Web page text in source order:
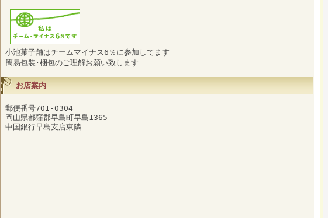
小池菓子舗はチームマイナス6％に参加してます
簡易包装･梱包のご理解お願い致します
お店案内
郵便番号701-0304
岡山県都窪郡早島町早島1365
中国銀行早島支店東隣